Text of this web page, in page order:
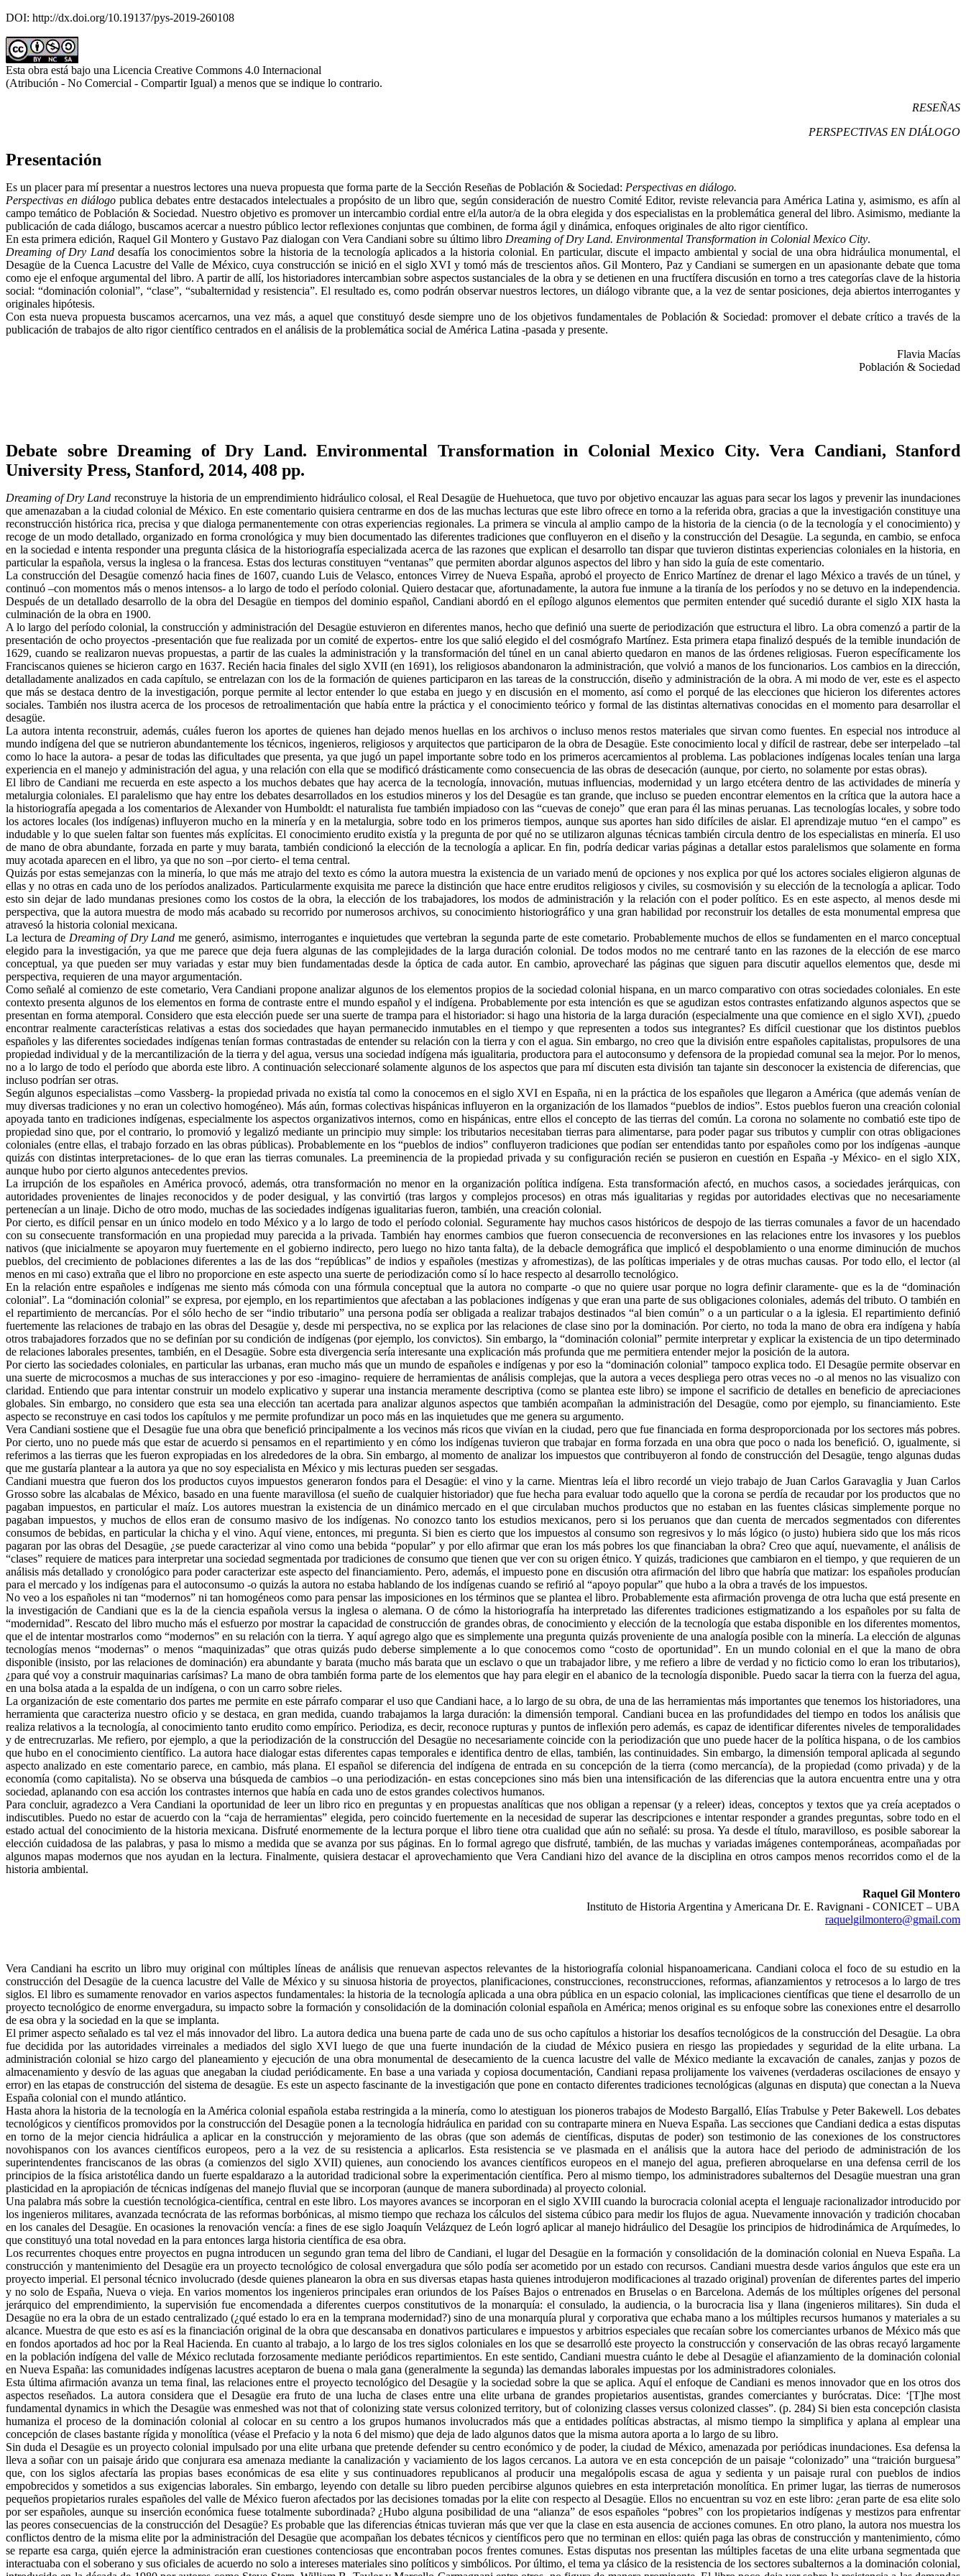
DOI: http://dx.doi.org/10.19137/pys-2019-260108
Esta obra está bajo una Licencia Creative Commons 4.0 Internacional
(Atribución - No Comercial - Compartir Igual) a menos que se indique lo contrario.
RESEÑAS
PERSPECTIVAS EN DIÁLOGO
Presentación
Es un placer para mí presentar a nuestros lectores una nueva propuesta que forma parte de la Sección Reseñas de Población & Sociedad: Perspectivas en diálogo.
Perspectivas en diálogopublica debates entre destacados intelectuales a propósito de un libro que, según consideración de nuestro Comité Editor, reviste relevancia para América Latina y, asimismo, es afín al
campo temático de Población & Sociedad. Nuestro objetivo es promover un intercambio cordial entre el/la autor/a de la obra elegida y dos especialistas en la problemática general del libro. Asimismo, mediante la
publicación de cada diálogo, buscamos acercar a nuestro público lector reflexiones conjuntas que combinen, de forma ágil y dinámica, enfoques originales de alto rigor científico.
En esta primera edición, Raquel Gil Montero y Gustavo Paz dialogan con Vera Candiani sobre su último libro Dreaming of Dry Land. Environmental Transformation in Colonial Mexico City.
Dreaming of Dry Landdesafía los conocimientos sobre la historia de la tecnología aplicados a la historia colonial. En particular, discute el impacto ambiental y social de una obra hidráulica monumental, el
Desagüe de la Cuenca Lacustre del Valle de México, cuya construcción se inició en el siglo XVI y tomó más de trescientos años. Gil Montero, Paz y Candiani se sumergen en un apasionante debate que toma
como eje el enfoque argumental del libro. A partir de allí, los historiadores intercambian sobre aspectos sustanciales de la obra y se detienen en una fructífera discusión en torno a tres categorías clave de la historia
social: “dominación colonial”, “clase”, “subalternidad y resistencia”. El resultado es, como podrán observar nuestros lectores, un diálogo vibrante que, a la vez de sentar posiciones, deja abiertos interrogantes y
originales hipótesis.
Con esta nueva propuesta buscamos acercarnos, una vez más, a aquel que constituyó desde siempre uno de los objetivos fundamentales de Población & Sociedad: promover el debate crítico a través de la
publicación de trabajos de alto rigor científico centrados en el análisis de la problemática social de América Latina -pasada y presente.
Flavia Macías
Población & Sociedad
Debate sobre Dreaming of Dry Land. Environmental Transformation in Colonial Mexico City. Vera Candiani, Stanford
University Press, Stanford, 2014, 408 pp.
Dreaming of Dry Land reconstruye la historia de un emprendimiento hidráulico colosal, el Real Desagüe de Huehuetoca, que tuvo por objetivo encauzar las aguas para secar los lagos y prevenir las inundaciones
que amenazaban a la ciudad colonial de México. En este comentario quisiera centrarme en dos de las muchas lecturas que este libro ofrece en torno a la referida obra, gracias a que la investigación constituye una
reconstrucción histórica rica, precisa y que dialoga permanentemente con otras experiencias regionales. La primera se vincula al amplio campo de la historia de la ciencia (o de la tecnología y el conocimiento) y
recoge de un modo detallado, organizado en forma cronológica y muy bien documentado las diferentes tradiciones que confluyeron en el diseño y la construcción del Desagüe. La segunda, en cambio, se enfoca
en la sociedad e intenta responder una pregunta clásica de la historiografía especializada acerca de las razones que explican el desarrollo tan dispar que tuvieron distintas experiencias coloniales en la historia, en
particular la española, versus la inglesa o la francesa. Estas dos lecturas constituyen “ventanas” que permiten abordar algunos aspectos del libro y han sido la guía de este comentario.
La construcción del Desagüe comenzó hacia fines de 1607, cuando Luis de Velasco, entonces Virrey de Nueva España, aprobó el proyecto de Enrico Martínez de drenar el lago México a través de un túnel, y
continuó –con momentos más o menos intensos- a lo largo de todo el período colonial. Quiero destacar que, afortunadamente, la autora fue inmune a la tiranía de los períodos y no se detuvo en la independencia.
Después de un detallado desarrollo de la obra del Desagüe en tiempos del dominio español, Candiani abordó en el epílogo algunos elementos que permiten entender qué sucedió durante el siglo XIX hasta la
culminación de la obra en 1900.
A lo largo del período colonial, la construcción y administración del Desagüe estuvieron en diferentes manos, hecho que definió una suerte de periodización que estructura el libro. La obra comenzó a partir de la
presentación de ocho proyectos -presentación que fue realizada por un comité de expertos- entre los que salió elegido el del cosmógrafo Martínez. Esta primera etapa finalizó después de la temible inundación de
1629, cuando se realizaron nuevas propuestas, a partir de las cuales la administración y la transformación del túnel en un canal abierto quedaron en manos de las órdenes religiosas. Fueron específicamente los
Franciscanos quienes se hicieron cargo en 1637. Recién hacia finales del siglo XVII (en 1691), los religiosos abandonaron la administración, que volvió a manos de los funcionarios. Los cambios en la dirección,
detalladamente analizados en cada capítulo, se entrelazan con los de la formación de quienes participaron en las tareas de la construcción, diseño y administración de la obra. A mi modo de ver, este es el aspecto
que más se destaca dentro de la investigación, porque permite al lector entender lo que estaba en juego y en discusión en el momento, así como el porqué de las elecciones que hicieron los diferentes actores
sociales. También nos ilustra acerca de los procesos de retroalimentación que había entre la práctica y el conocimiento teórico y formal de las distintas alternativas conocidas en el momento para desarrollar el
desagüe.
La autora intenta reconstruir, además, cuáles fueron los aportes de quienes han dejado menos huellas en los archivos o incluso menos restos materiales que sirvan como fuentes. En especial nos introduce al
mundo indígena del que se nutrieron abundantemente los técnicos, ingenieros, religiosos y arquitectos que participaron de la obra de Desagüe. Este conocimiento local y difícil de rastrear, debe ser interpelado –tal
como lo hace la autora- a pesar de todas las dificultades que presenta, ya que jugó un papel importante sobre todo en los primeros acercamientos al problema. Las poblaciones indígenas locales tenían una larga
experiencia en el manejo y administración del agua, y una relación con ella que se modificó drásticamente como consecuencia de las obras de desecación (aunque, por cierto, no solamente por estas obras).
El libro de Candiani me recuerda en este aspecto a los muchos debates que hay acerca de la tecnología, innovación, mutuas influencias, modernidad y un largo etcétera dentro de las actividades de minería y
metalurgia coloniales. El paralelismo que hay entre los debates desarrollados en los estudios mineros y los del Desagüe es tan grande, que incluso se pueden encontrar elementos en la crítica que la autora hace a
la historiografía apegada a los comentarios de Alexander von Humboldt: el naturalista fue también impiadoso con las “cuevas de conejo” que eran para él las minas peruanas. Las tecnologías locales, y sobre todo
los actores locales (los indígenas) influyeron mucho en la minería y en la metalurgia, sobre todo en los primeros tiempos, aunque sus aportes han sido difíciles de aislar. El aprendizaje mutuo “en el campo” es
indudable y lo que suelen faltar son fuentes más explícitas. El conocimiento erudito existía y la pregunta de por qué no se utilizaron algunas técnicas también circula dentro de los especialistas en minería. El uso
de mano de obra abundante, forzada en parte y muy barata, también condicionó la elección de la tecnología a aplicar. En fin, podría dedicar varias páginas a detallar estos paralelismos que solamente en forma
muy acotada aparecen en el libro, ya que no son –por cierto- el tema central.
Quizás por estas semejanzas con la minería, lo que más me atrajo del texto es cómo la autora muestra la existencia de un variado menú de opciones y nos explica por qué los actores sociales eligieron algunas de
ellas y no otras en cada uno de los períodos analizados. Particularmente exquisita me parece la distinción que hace entre eruditos religiosos y civiles, su cosmovisión y su elección de la tecnología a aplicar. Todo
esto sin dejar de lado mundanas presiones como los costos de la obra, la elección de los trabajadores, los modos de administración y la relación con el poder político. Es en este aspecto, al menos desde mi
perspectiva, que la autora muestra de modo más acabado su recorrido por numerosos archivos, su conocimiento historiográfico y una gran habilidad por reconstruir los detalles de esta monumental empresa que
atravesó la historia colonial mexicana.
La lectura de Dreaming of Dry Land me generó, asimismo, interrogantes e inquietudes que vertebran la segunda parte de este cometario. Probablemente muchos de ellos se fundamenten en el marco conceptual
elegido para la investigación, ya que me parece que deja fuera algunas de las complejidades de la larga duración colonial. De todos modos no me centraré tanto en las razones de la elección de ese marco
conceptual, ya que pueden ser muy variadas y estar muy bien fundamentadas desde la óptica de cada autor. En cambio, aprovecharé las páginas que siguen para discutir aquellos elementos que, desde mi
perspectiva, requieren de una mayor argumentación.
Como señalé al comienzo de este cometario, Vera Candiani propone analizar algunos de los elementos propios de la sociedad colonial hispana, en un marco comparativo con otras sociedades coloniales. En este
contexto presenta algunos de los elementos en forma de contraste entre el mundo español y el indígena. Probablemente por esta intención es que se agudizan estos contrastes enfatizando algunos aspectos que se
presentan en forma atemporal. Considero que esta elección puede ser una suerte de trampa para el historiador: si hago una historia de la larga duración (especialmente una que comience en el siglo XVI), ¿puedo
encontrar realmente características relativas a estas dos sociedades que hayan permanecido inmutables en el tiempo y que representen a todos sus integrantes? Es difícil cuestionar que los distintos pueblos
españoles y las diferentes sociedades indígenas tenían formas contrastadas de entender su relación con la tierra y con el agua. Sin embargo, no creo que la división entre españoles capitalistas, propulsores de una
propiedad individual y de la mercantilización de la tierra y del agua, versus una sociedad indígena más igualitaria, productora para el autoconsumo y defensora de la propiedad comunal sea la mejor. Por lo menos,
no a lo largo de todo el período que aborda este libro. A continuación seleccionaré solamente algunos de los aspectos que para mí discuten esta división tan tajante sin desconocer la existencia de diferencias, que
incluso podrían ser otras.
Según algunos especialistas –como Vassberg- la propiedad privada no existía tal como la conocemos en el siglo XVI en España, ni en la práctica de los españoles que llegaron a América (que además venían de
muy diversas tradiciones y no eran un colectivo homogéneo). Más aún, formas colectivas hispánicas influyeron en la organización de los llamados “pueblos de indios”. Estos pueblos fueron una creación colonial
apoyada tanto en tradiciones indígenas, especialmente los aspectos organizativos internos, como en hispánicas, entre ellos el concepto de las tierras del común. La corona no solamente no combatió este tipo de
propiedad sino que, por el contrario, lo promovió y legalizó mediante un principio muy simple: los tributarios necesitaban tierras para alimentarse, para poder pagar sus tributos y cumplir con otras obligaciones
coloniales (entre ellas, el trabajo forzado en las obras públicas). Probablemente en los “pueblos de indios” confluyeron tradiciones que podían ser entendidas tanto por españoles como por los indígenas -aunque
quizás con distintas interpretaciones- de lo que eran las tierras comunales. La preeminencia de la propiedad privada y su configuración recién se pusieron en cuestión en España -y México- en el siglo XIX,
aunque hubo por cierto algunos antecedentes previos.
La irrupción de los españoles en América provocó, además, otra transformación no menor en la organización política indígena. Esta transformación afectó, en muchos casos, a sociedades jerárquicas, con
autoridades provenientes de linajes reconocidos y de poder desigual, y las convirtió (tras largos y complejos procesos) en otras más igualitarias y regidas por autoridades electivas que no necesariamente
pertenecían a un linaje. Dicho de otro modo, muchas de las sociedades indígenas igualitarias fueron, también, una creación colonial.
Por cierto, es difícil pensar en un único modelo en todo México y a lo largo de todo el período colonial. Seguramente hay muchos casos históricos de despojo de las tierras comunales a favor de un hacendado
con su consecuente transformación en una propiedad muy parecida a la privada. También hay enormes cambios que fueron consecuencia de reconversiones en las relaciones entre los invasores y los pueblos
nativos (que inicialmente se apoyaron muy fuertemente en el gobierno indirecto, pero luego no hizo tanta falta), de la debacle demográfica que implicó el despoblamiento o una enorme diminución de muchos
pueblos, del crecimiento de poblaciones diferentes a las de las dos “repúblicas” de indios y españoles (mestizas y afromestizas), de las políticas imperiales y de otras muchas causas. Por todo ello, el lector (al
menos en mi caso) extraña que el libro no proporcione en este aspecto una suerte de periodización como sí lo hace respecto al desarrollo tecnológico.
En la relación entre españoles e indígenas me siento más cómoda con una fórmula conceptual que la autora no comparte -o que no quiere usar porque no logra definir claramente- que es la de “dominación
colonial”. La “dominación colonial” se expresa, por ejemplo, en los repartimientos que afectaban a las poblaciones indígenas y que eran una parte de sus obligaciones coloniales, además del tributo. O también en
el repartimiento de mercancías. Por el sólo hecho de ser “indio tributario” una persona podía ser obligada a realizar trabajos destinados “al bien común” o a un particular o a la iglesia. El repartimiento definió
fuertemente las relaciones de trabajo en las obras del Desagüe y, desde mi perspectiva, no se explica por las relaciones de clase sino por la dominación. Por cierto, no toda la mano de obra era indígena y había
otros trabajadores forzados que no se definían por su condición de indígenas (por ejemplo, los convictos). Sin embargo, la “dominación colonial” permite interpretar y explicar la existencia de un tipo determinado
de relaciones laborales presentes, también, en el Desagüe. Sobre esta divergencia sería interesante una explicación más profunda que me permitiera entender mejor la posición de la autora.
Por cierto las sociedades coloniales, en particular las urbanas, eran mucho más que un mundo de españoles e indígenas y por eso la “dominación colonial” tampoco explica todo. El Desagüe permite observar en
una suerte de microcosmos a muchas de sus interacciones y por eso ‑imagino- requiere de herramientas de análisis complejas, que la autora a veces despliega pero otras veces no -o al menos no las visualizo con
claridad. Entiendo que para intentar construir un modelo explicativo y superar una instancia meramente descriptiva (como se plantea este libro) se impone el sacrificio de detalles en beneficio de apreciaciones
globales. Sin embargo, no considero que esta sea una elección tan acertada para analizar algunos aspectos que también acompañan la administración del Desagüe, como por ejemplo, su financiamiento. Este
aspecto se reconstruye en casi todos los capítulos y me permite profundizar un poco más en las inquietudes que me genera su argumento.
Vera Candiani sostiene que el Desagüe fue una obra que benefició principalmente a los vecinos más ricos que vivían en la ciudad, pero que fue financiada en forma desproporcionada por los sectores más pobres.
Por cierto, uno no puede más que estar de acuerdo si pensamos en el repartimiento y en cómo los indígenas tuvieron que trabajar en forma forzada en una obra que poco o nada los benefició. O, igualmente, si
referimos a las tierras que les fueron expropiadas en los alrededores de la obra. Sin embargo, al momento de analizar los impuestos que contribuyeron al fondo de construcción del Desagüe, tengo algunas dudas
que me gustaría plantear a la autora ya que no soy especialista en México y mis lecturas pueden ser sesgadas.
Candiani muestra que fueron dos los productos cuyos impuestos generaron fondos para el Desagüe: el vino y la carne. Mientras leía el libro recordé un viejo trabajo de Juan Carlos Garavaglia y Juan Carlos
Grosso sobre las alcabalas de México, basado en una fuente maravillosa (el sueño de cualquier historiador) que fue hecha para evaluar todo aquello que la corona se perdía de recaudar por los productos que no
pagaban impuestos, en particular el maíz. Los autores muestran la existencia de un dinámico mercado en el que circulaban muchos productos que no estaban en las fuentes clásicas simplemente porque no
pagaban impuestos, y muchos de ellos eran de consumo masivo de los indígenas. No conozco tanto los estudios mexicanos, pero si los peruanos que dan cuenta de mercados segmentados con diferentes
consumos de bebidas, en particular la chicha y el vino. Aquí viene, entonces, mi pregunta. Si bien es cierto que los impuestos al consumo son regresivos y lo más lógico (o justo) hubiera sido que los más ricos
pagaran por las obras del Desagüe, ¿se puede caracterizar al vino como una bebida “popular” y por ello afirmar que eran los más pobres los que financiaban la obra? Creo que aquí, nuevamente, el análisis de
“clases” requiere de matices para interpretar una sociedad segmentada por tradiciones de consumo que tienen que ver con su origen étnico. Y quizás, tradiciones que cambiaron en el tiempo, y que requieren de un
análisis más detallado y cronológico para poder caracterizar este aspecto del financiamiento. Pero, además, el impuesto pone en discusión otra afirmación del libro que habría que matizar: los españoles producían
para el mercado y los indígenas para el autoconsumo -o quizás la autora no estaba hablando de los indígenas cuando se refirió al “apoyo popular” que hubo a la obra a través de los impuestos.
No veo a los españoles ni tan “modernos” ni tan homogéneos como para pensar las imposiciones en los términos que se plantea el libro. Probablemente esta afirmación provenga de otra lucha que está presente en
la investigación de Candiani que es la de la ciencia española versus la inglesa o alemana. O de cómo la historiografía ha interpretado las diferentes tradiciones estigmatizando a los españoles por su falta de
“modernidad”. Rescato del libro mucho más el esfuerzo por mostrar la capacidad de construcción de grandes obras, de conocimiento y elección de la tecnología que estaba disponible en los diferentes momentos,
que el de intentar mostrarlos como “modernos” en su relación con la tierra. Y aquí agrego algo que es simplemente una pregunta quizás proveniente de una analogía posible con la minería. La elección de algunas
tecnologías menos “modernas” o menos “maquinizadas” que otras quizás pudo deberse simplemente a lo que conocemos como “costo de oportunidad”. En un mundo colonial en el que la mano de obra
disponible (insisto, por las relaciones de dominación) era abundante y barata (mucho más barata que un esclavo o que un trabajador libre, y me refiero a libre de verdad y no ficticio como lo eran los tributarios),
¿para qué voy a construir maquinarias carísimas? La mano de obra también forma parte de los elementos que hay para elegir en el abanico de la tecnología disponible. Puedo sacar la tierra con la fuerza del agua,
en una bolsa atada a la espalda de un indígena, o con un carro sobre rieles.
La organización de este comentario dos partes me permite en este párrafo comparar el uso que Candiani hace, a lo largo de su obra, de una de las herramientas más importantes que tenemos los historiadores, una
herramienta que caracteriza nuestro oficio y se destaca, en gran medida, cuando trabajamos la larga duración: la dimensión temporal. Candiani bucea en las profundidades del tiempo en todos los análisis que
realiza relativos a la tecnología, al conocimiento tanto erudito como empírico. Periodiza, es decir, reconoce rupturas y puntos de inflexión pero además, es capaz de identificar diferentes niveles de temporalidades
y de entrecruzarlas. Me refiero, por ejemplo, a que la periodización de la construcción del Desagüe no necesariamente coincide con la periodización que uno puede hacer de la política hispana, o de los cambios
que hubo en el conocimiento científico. La autora hace dialogar estas diferentes capas temporales e identifica dentro de ellas, también, las continuidades. Sin embargo, la dimensión temporal aplicada al segundo
aspecto analizado en este comentario parece, en cambio, más plana. El español se diferencia del indígena de entrada en su concepción de la tierra (como mercancía), de la propiedad (como privada) y de la
economía (como capitalista). No se observa una búsqueda de cambios –o una periodización- en estas concepciones sino más bien una intensificación de las diferencias que la autora encuentra entre una y otra
sociedad, aplanando con esa acción los contrastes internos que había en cada uno de estos grandes colectivos humanos.
Para concluir, agradezco a Vera Candiani la oportunidad de leer un libro rico en preguntas y en propuestas analíticas que nos obligan a repensar (y a releer) ideas, conceptos y textos que ya creía aceptados o
indiscutibles. Puedo no estar de acuerdo con la “caja de herramientas” elegida, pero coincido fuertemente en la necesidad de superar las descripciones e intentar responder a grandes preguntas, sobre todo en el
estado actual del conocimiento de la historia mexicana. Disfruté enormemente de la lectura porque el libro tiene otra cualidad que aún no señalé: su prosa. Ya desde el título, maravilloso, es posible saborear la
elección cuidadosa de las palabras, y pasa lo mismo a medida que se avanza por sus páginas. En lo formal agrego que disfruté, también, de las muchas y variadas imágenes contemporáneas, acompañadas por
algunos mapas modernos que nos ayudan en la lectura. Finalmente, quisiera destacar el aprovechamiento que Vera Candiani hizo del avance de la disciplina en otros campos menos recorridos como el de la
historia ambiental.
Raquel Gil Montero
Instituto de Historia Argentina y Americana Dr. E. Ravignani - CONICET – UBA
raquelgilmontero@gmail.com
Vera Candiani ha escrito un libro muy original con múltiples líneas de análisis que renuevan aspectos relevantes de la historiografía colonial hispanoamericana. Candiani coloca el foco de su estudio en la
construcción del Desagüe de la cuenca lacustre del Valle de México y su sinuosa historia de proyectos, planificaciones, construcciones, reconstrucciones, reformas, afianzamientos y retrocesos a lo largo de tres
siglos. El libro es sumamente renovador en varios aspectos fundamentales: la historia de la tecnología aplicada a una obra pública en un espacio colonial, las implicaciones científicas que tiene el desarrollo de un
proyecto tecnológico de enorme envergadura, su impacto sobre la formación y consolidación de la dominación colonial española en América; menos original es su enfoque sobre las conexiones entre el desarrollo
de esa obra y la sociedad en la que se implanta.
El primer aspecto señalado es tal vez el más innovador del libro. La autora dedica una buena parte de cada uno de sus ocho capítulos a historiar los desafíos tecnológicos de la construcción del Desagüe. La obra
fue decidida por las autoridades virreinales a mediados del siglo XVI luego de que una fuerte inundación de la ciudad de México pusiera en riesgo las propiedades y seguridad de la elite urbana. La
administración colonial se hizo cargo del planeamiento y ejecución de una obra monumental de desecamiento de la cuenca lacustre del valle de México mediante la excavación de canales, zanjas y pozos de
almacenamiento y desvío de las aguas que anegaban la ciudad periódicamente. En base a una variada y copiosa documentación, Candiani repasa prolijamente los vaivenes (verdaderas oscilaciones de ensayo y
error) en las etapas de construcción del sistema de desagüe. Es este un aspecto fascinante de la investigación que pone en contacto diferentes tradiciones tecnológicas (algunas en disputa) que conectan a la Nueva
España colonial con el mundo atlántico.
Hasta ahora la historia de la tecnología en la América colonial española estaba restringida a la minería, como lo atestiguan los pioneros trabajos de Modesto Bargalló, Elías Trabulse y Peter Bakewell. Los debates
tecnológicos y científicos promovidos por la construcción del Desagüe ponen a la tecnología hidráulica en paridad con su contraparte minera en Nueva España. Las secciones que Candiani dedica a estas disputas
en torno de la mejor ciencia hidráulica a aplicar en la construcción y mejoramiento de las obras (que son además de científicas, disputas de poder) son testimonio de las conexiones de los constructores
novohispanos con los avances científicos europeos, pero a la vez de su resistencia a aplicarlos. Esta resistencia se ve plasmada en el análisis que la autora hace del periodo de administración de los
superintendentes franciscanos de las obras (a comienzos del siglo XVII) quienes, aun conociendo los avances científicos europeos en el manejo del agua, prefieren abroquelarse en una defensa cerril de los
principios de la física aristotélica dando un fuerte espaldarazo a la autoridad tradicional sobre la experimentación científica. Pero al mismo tiempo, los administradores subalternos del Desagüe muestran una gran
plasticidad en la apropiación de técnicas indígenas del manejo fluvial que se incorporan (aunque de manera subordinada) al proyecto colonial.
Una palabra más sobre la cuestión tecnológica-científica, central en este libro. Los mayores avances se incorporan en el siglo XVIII cuando la burocracia colonial acepta el lenguaje racionalizador introducido por
los ingenieros militares, avanzada tecnócrata de las reformas borbónicas, al mismo tiempo que rechaza los cálculos del sistema cúbico para medir los flujos de agua. Nuevamente innovación y tradición chocaban
en los canales del Desagüe. En ocasiones la renovación vencía: a fines de ese siglo Joaquín Velázquez de León logró aplicar al manejo hidráulico del Desagüe los principios de hidrodinámica de Arquímedes, lo
que constituyó una total novedad en la para entonces larga historia científica de esa obra.
Los recurrentes choques entre proyectos en pugna introducen un segundo gran tema del libro de Candiani, el lugar del Desagüe en la formación y consolidación de la dominación colonial en Nueva España. La
construcción y mantenimiento del Desagüe era un proyecto tecnológico de colosal envergadura que sólo podía ser acometido por un estado con recursos. Candiani muestra desde varios ángulos que este era un
proyecto imperial. El personal técnico involucrado (desde quienes planearon la obra en sus diversas etapas hasta quienes introdujeron modificaciones al trazado original) provenían de diferentes partes del imperio
y no solo de España, Nueva o vieja. En varios momentos los ingenieros principales eran oriundos de los Países Bajos o entrenados en Bruselas o en Barcelona. Además de los múltiples orígenes del personal
jerárquico del emprendimiento, la supervisión fue encomendada a diferentes cuerpos constitutivos de la monarquía: el consulado, la audiencia, o la burocracia lisa y llana (ingenieros militares). Sin duda el
Desagüe no era la obra de un estado centralizado (¿qué estado lo era en la temprana modernidad?) sino de una monarquía plural y corporativa que echaba mano a los múltiples recursos humanos y materiales a su
alcance. Muestra de que esto es así es la financiación original de la obra que descansaba en donativos particulares e impuestos y arbitrios especiales que recaían sobre los comerciantes urbanos de México más que
en fondos aportados ad hoc por la Real Hacienda. En cuanto al trabajo, a lo largo de los tres siglos coloniales en los que se desarrolló este proyecto la construcción y conservación de las obras recayó largamente
en la población indígena del valle de México reclutada forzosamente mediante periódicos repartimientos. En este sentido, Candiani muestra cuánto le debe al Desagüe el afianzamiento de la dominación colonial
en Nueva España: las comunidades indígenas lacustres aceptaron de buena o mala gana (generalmente la segunda) las demandas laborales impuestas por los administradores coloniales.
Esta última afirmación avanza un tema final, las relaciones entre el proyecto tecnológico del Desagüe y la sociedad sobre la que se aplica. Aquí el enfoque de Candiani es menos innovador que en los otros dos
aspectos reseñados. La autora considera que el Desagüe era fruto de una lucha de clases entre una elite urbana de grandes propietarios ausentistas, grandes comerciantes y burócratas. Dice: ‘[T]he most
fundamental dynamics in which the Desagüe was enmeshed was not that of colonizing state versus colonized territory, but of colonizing classes versus colonized classes”. (p. 284) Si bien esta concepción clasista
humaniza el proceso de la dominación colonial al colocar en su centro a los grupos humanos involucrados más que a entidades políticas abstractas, al mismo tiempo la simplifica y aplana al emplear una
concepción de clases bastante rígida y monolítica (véase el Prefacio y la nota 6 del mismo) que deja de lado algunos datos que la misma autora aporta a lo largo de su libro.
Sin duda el Desagüe es un proyecto colonial impulsado por una elite urbana que pretende defender su centro económico y de poder, la ciudad de México, amenazada por periódicas inundaciones. Esa defensa la
lleva a soñar con un paisaje árido que conjurara esa amenaza mediante la canalización y vaciamiento de los lagos cercanos. La autora ve en esta concepción de un paisaje “colonizado” una “traición burguesa”
que, con los siglos afectaría las propias bases económicas de esa elite y sus continuadores republicanos al producir una megalópolis escasa de agua y sedienta y un paisaje rural con pueblos de indios
empobrecidos y sometidos a sus exigencias laborales. Sin embargo, leyendo con detalle su libro pueden percibirse algunos quiebres en esta interpretación monolítica. En primer lugar, las tierras de numerosos
pequeños propietarios rurales españoles del valle de México fueron afectados por las decisiones tomadas por la elite con respecto al Desagüe. Ellos no encuentran su voz en este libro: ¿eran parte de esa elite solo
por ser españoles, aunque su inserción económica fuese totalmente subordinada? ¿Hubo alguna posibilidad de una “alianza” de esos españoles “pobres” con los propietarios indígenas y mestizos para enfrentar
las peores consecuencias de la construcción del Desagüe? Es probable que las diferencias étnicas tuvieran más que ver que la clase en esta ausencia de acciones comunes. En otro plano, la autora nos muestra los
conflictos dentro de la misma elite por la administración del Desagüe que acompañan los debates técnicos y científicos pero que no terminan en ellos: quién paga las obras de construcción y mantenimiento, cómo
se reparte esa carga, quién ejerce la administración eran cuestiones contenciosas que encontraban pocos frentes comunes. Estas disputas nos presentan las múltiples facetas de una elite urbana segmentada que
interactuaba con el soberano y sus oficiales de acuerdo no solo a intereses materiales sino políticos y simbólicos. Por último, el tema ya clásico de la resistencia de los sectores subalternos a la dominación colonial,